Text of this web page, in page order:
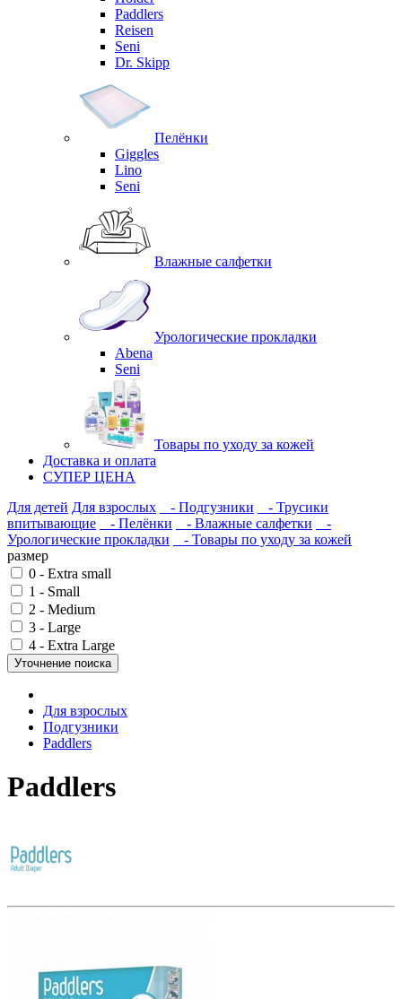
Paddlers
Reisen
Seni
Dr. Skipp
Пелёнки
Giggles
Lino
Seni
Влажные салфетки
Урологические прокладки
Abena
Seni
Товары по уходу за кожей
Доставка и оплата
СУПЕР ЦЕНА
Для детей Для взрослых - Подгузники
- Трусики
впитывающие
- Пелёнки - Влажные салфетки
-
Урологические прокладки
- Товары по уходу за кожей
размер
0 - Extra small
1 - Small
2 - Medium
3 - Large
4 - Extra Large
Уточнение поиска
Для взрослых
Подгузники
Paddlers
Paddlers